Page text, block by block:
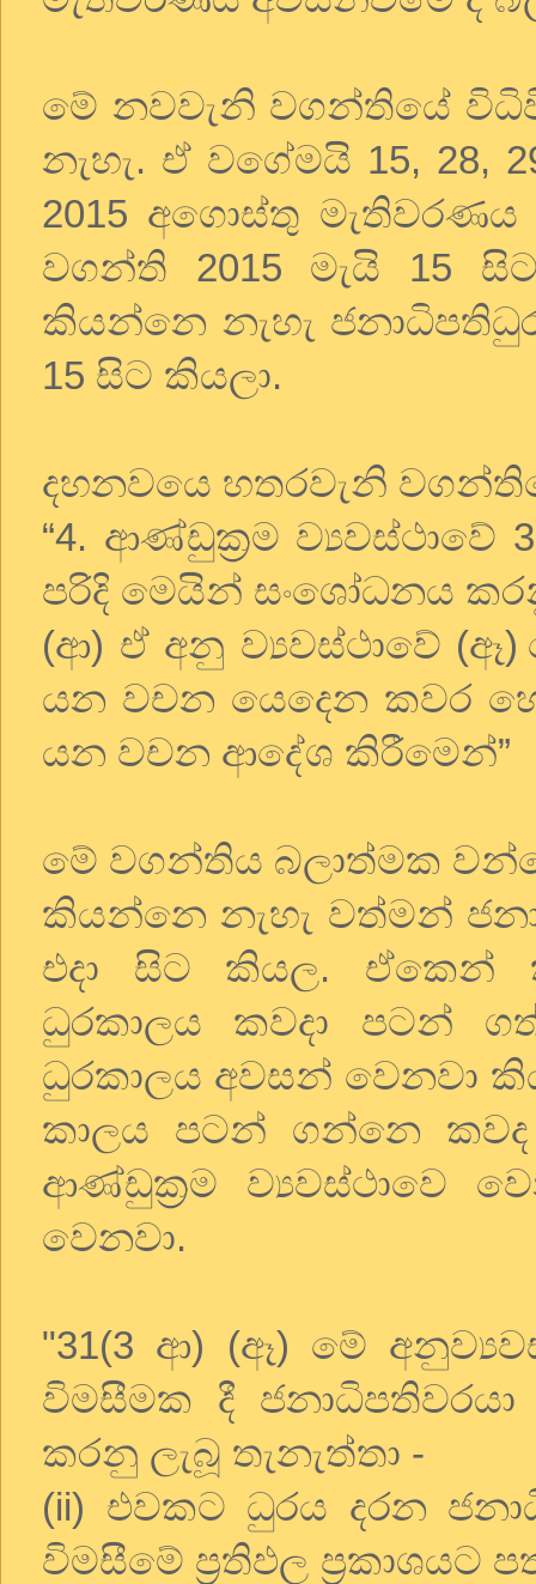
මේ නවවැනි වගන්තියේ
නැහැ. ඒ වගේමයි 15, 28,
2015 අගොස්තු
වගන්ති 2015 මැයි 15
කියන්නෙ නැහැ
15 සිට කියලා.
දහනවයෙ හතරවැනි
“4. ආණ්ඩුක‍්‍රම ව්‍යවස්ථාවේ
පරිදි මෙයින් සංශෝධනය
(ආ) ඒ අනු ව්‍යවස්ථාවේ
යන වචන යෙදෙන කවර
යන වචන ආදේශ කිරීමෙන්”
මේ වගන්තිය බලාත්මක
කියන්නෙ නැහැ වත්මන්
එදා සිට කියල. ඒකෙන්
ධුරකාලය කවදා පටන්
ධුරකාලය අවසන් වෙනවා
කාලය පටන් ගන්නෙ
ආණ්ඩුක්‍රම ව්‍යවස්ථාවෙ
වෙනවා.
"31(3 ආ) (ඈ) මේ
විමසීමක දී
කරනු ලැබූ තැනැත්තා -
(ii) එවකට ධුරය දරන
විමසීමේ ප‍්‍රතිඵල